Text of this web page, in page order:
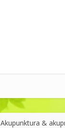
Akupunktura &